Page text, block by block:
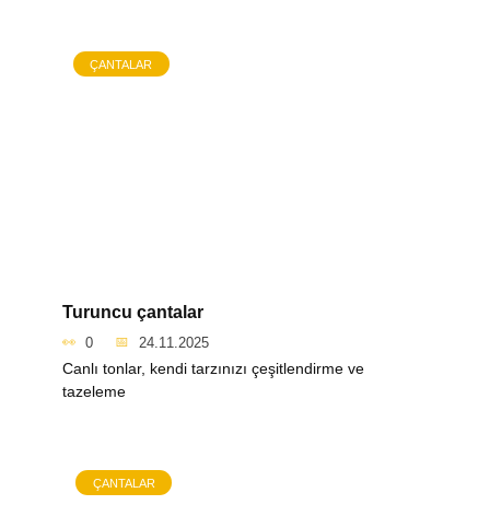
ÇANTALAR
Turuncu çantalar
0 24.11.2025
Canlı tonlar, kendi tarzınızı çeşitlendirme ve
tazeleme
ÇANTALAR